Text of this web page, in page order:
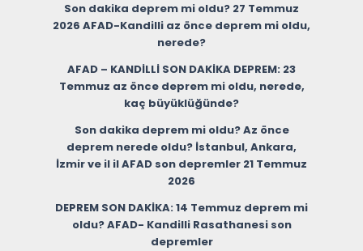
Son dakika deprem mi oldu? 27 Temmuz
2026 AFAD-Kandilli az önce deprem mi oldu,
nerede?
AFAD – KANDİLLİ SON DAKİKA DEPREM: 23
Temmuz az önce deprem mi oldu, nerede,
kaç büyüklüğünde?
Son dakika deprem mi oldu? Az önce
deprem nerede oldu? İstanbul, Ankara,
İzmir ve il il AFAD son depremler 21 Temmuz
2026
DEPREM SON DAKİKA: 14 Temmuz deprem mi
oldu? AFAD- Kandilli Rasathanesi son
depremler